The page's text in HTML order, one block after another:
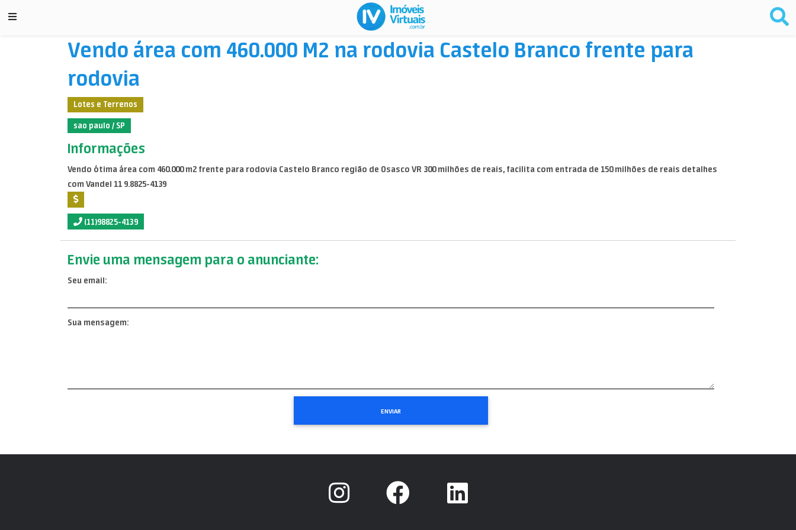
Vendo área com 460.000 M2 na rodovia Castelo Branco frente para
rodovia
Lotes e Terrenos
sao paulo / SP
Informações
Vendo ótima área com 460.000 m2 frente para rodovia Castelo Branco região de Osasco VR 300 milhões de reais, facilita com entrada de 150 milhões de reais detalhes
com Vandel 11 9.8825-4139
(11)98825-4139
Envie uma mensagem para o anunciante:
Seu email:
Sua mensagem: